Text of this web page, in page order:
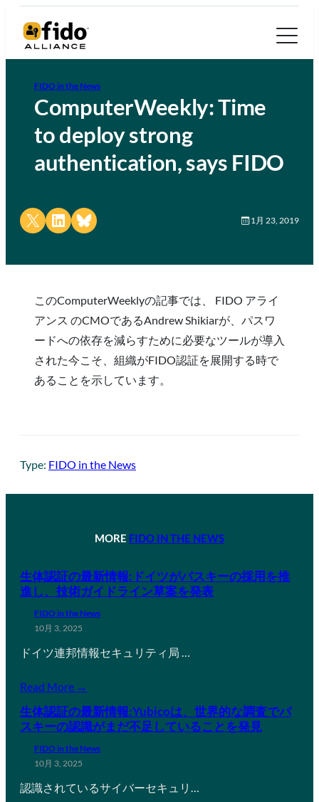
FIDO in the News
ComputerWeekly: Time
to deploy strong
authentication, says FIDO
Share on X Share on LinkedIn
Share on Bluesky 1月 23, 2019
このComputerWeeklyの記事では、 FIDO アライ
アンス のCMOであるAndrew Shikiarが、パスワ
ードへの依存を減らすために必要なツールが導入
された今こそ、組織がFIDO認証を展開する時で
あることを示しています。
Type: FIDO in the News
MORE FIDO IN THE NEWS
生体認証の最新情報:ドイツがパスキーの採用を推
進し、技術ガイドライン草案を発表
FIDO in the News
10月 3, 2025
ドイツ連邦情報セキュリティ局 …
Read More →
生体認証の最新情報:Yubicoは、世界的な調査でパ
スキーの認識がまだ不足していることを発見
FIDO in the News
10月 3, 2025
認識されているサイバーセキュリ…